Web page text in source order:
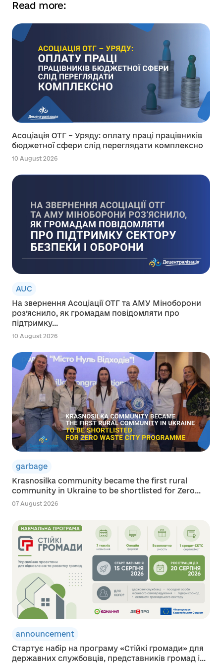
Read more:
Асоціація ОТГ – Уряду: оплату праці працівників
бюджетної сфери слід переглядати комплексно
10 August 2026
AUC
На звернення Асоціації ОТГ та АМУ Міноборони
роз’яснило, як громадам повідомляти про
підтримку...
10 August 2026
garbage
Krasnosilka community became the first rural
community in Ukraine to be shortlisted for Zero...
07 August 2026
announcement
Стартує набір на програму «Стійкі громади» для
державних службовців, представників громад і...